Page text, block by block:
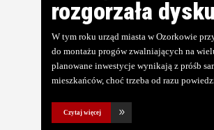
rozgorzała
W tym roku urząd miasta w Ozorkowie
do montażu progów zwalniających na
planowane inwestycje wynikają z próśb
mieszkańców, choć trzeba od razu
Czytaj więcej